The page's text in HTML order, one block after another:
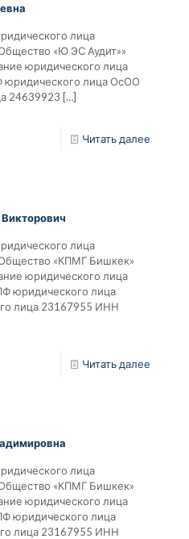
лица
«Ю ЭС Аудит»»
юридического лица
лица ОсОО
24639923 […]
Читать далее
лица
«КПМГ Бишкек»
юридического лица
юридического лица
лица 23167955 ИНН
Читать далее
лица
«КПМГ Бишкек»
юридического лица
юридического лица
лица 23167955 ИНН